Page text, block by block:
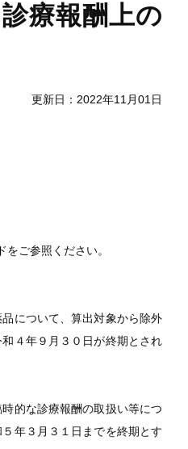
療報酬上の
更新日：2022年11月01日
ご参照ください。
について、算出対象から除外
４年９月３０日が終期とされ
的な診療報酬の取扱い等につ
年３月３１日までを終期とす